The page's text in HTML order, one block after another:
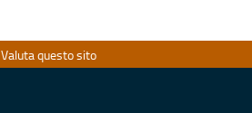
Valuta questo sito